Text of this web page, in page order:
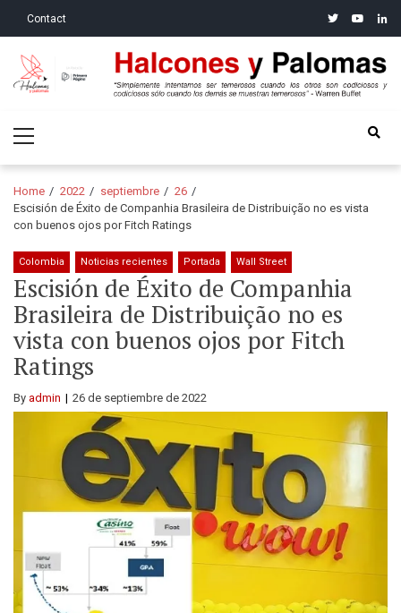
Contact twitteryoutube
Halcones y Palomas
Menu
Home 2022 septiembre
26
Escisión de Éxito de Companhia Brasileira de Distribuição no es vista
con buenos ojos por Fitch Ratings
Colombia Noticias recientes Portada Wall Street
Escisión de Éxito de Companhia
Brasileira de Distribuição no es
vista con buenos ojos por Fitch
Ratings
By admin 26 de septiembre de 2022